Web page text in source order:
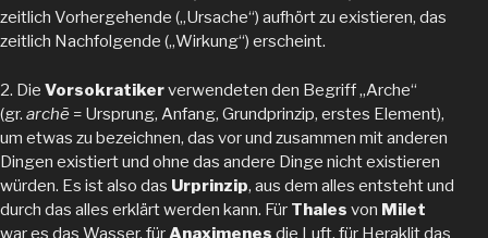
zeitlich Vorhergehende („Ursache“) aufhört zu existieren, das
zeitlich Nachfolgende („Wirkung“) erscheint.
2. Die Vorsokratikerverwendeten den Begriff „Arche“
(gr. archē = Ursprung, Anfang, Grundprinzip, erstes Element),
um etwas zu bezeichnen, das vor und zusammen mit anderen
Dingen existiert und ohne das andere Dinge nicht existieren
würden. Es ist also das Urprinzip, aus dem alles entsteht und
durch das alles erklärt werden kann. Für Thales von Milet
war es das Wasser, fürAnaximenes die Luft, für Heraklit das